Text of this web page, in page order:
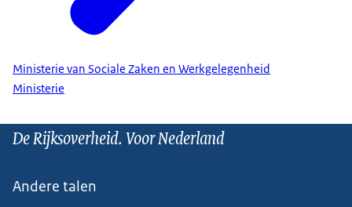
Ministerie van Sociale Zaken en Werkgelegenheid
Ministerie
De Rijksoverheid. Voor Nederland
Andere talen